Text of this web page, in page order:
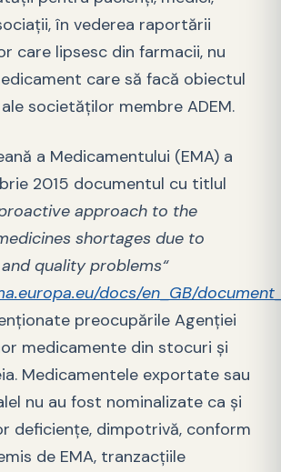
în vederea raportării
care lipsesc din farmacii, nu
care să facă obiectul
societăților membre ADEM.
a Medicamentului (EMA) a
2015 documentul cu titlul
approach to the
shortages due to
quality problems“
docs/en_GB/
preocupările Agenției
medicamente din stocuri și
Medicamentele exportate sau
nu au fost nominalizate ca și
deficiențe, dimpotrivă, conform
de EMA, tranzacțiile